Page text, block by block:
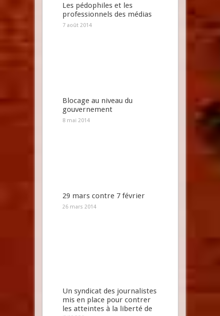
Les pédophiles et les
professionnels des médias
7 août 2014
Blocage au niveau du
gouvernement
8 mai 2014
29 mars contre 7 février
26 mars 2014
Un syndicat des journalistes
mis en place pour contrer
les atteintes à la liberté de